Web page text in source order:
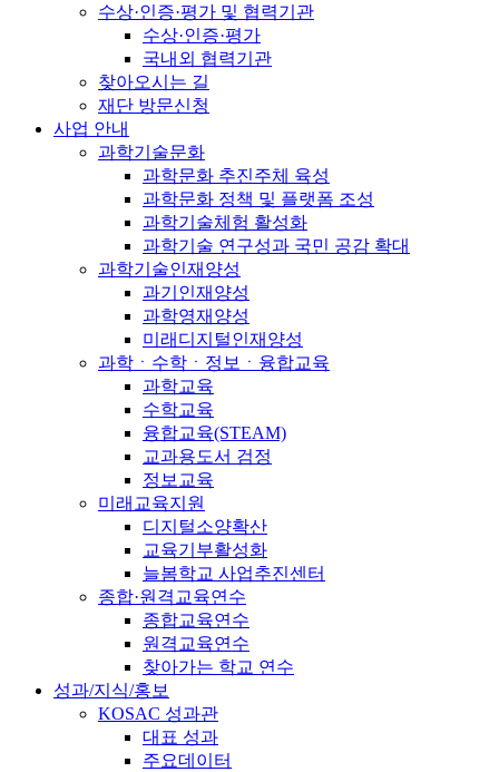
수상·인증·평가 및 협력기관
수상·인증·평가
국내외 협력기관
찾아오시는 길
재단 방문신청
사업 안내
과학기술문화
과학문화 추진주체 육성
과학문화 정책 및 플랫폼 조성
과학기술체험 활성화
과학기술 연구성과 국민 공감 확대
과학기술인재양성
과기인재양성
과학영재양성
미래디지털인재양성
과학ㆍ수학ㆍ정보ㆍ융합교육
과학교육
수학교육
융합교육(STEAM)
교과용도서 검정
정보교육
미래교육지원
디지털소양확산
교육기부활성화
늘봄학교 사업추진센터
종합·원격교육연수
종합교육연수
원격교육연수
찾아가는 학교 연수
성과/지식/홍보
KOSAC 성과관
대표 성과
주요데이터